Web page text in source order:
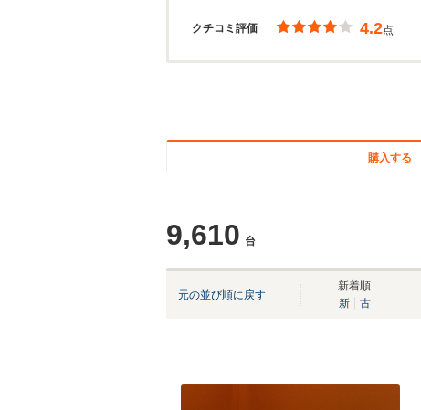
クチコミ評価 4.2点
購入する
9,610 台
元の並び順に戻す
新着順
新
古